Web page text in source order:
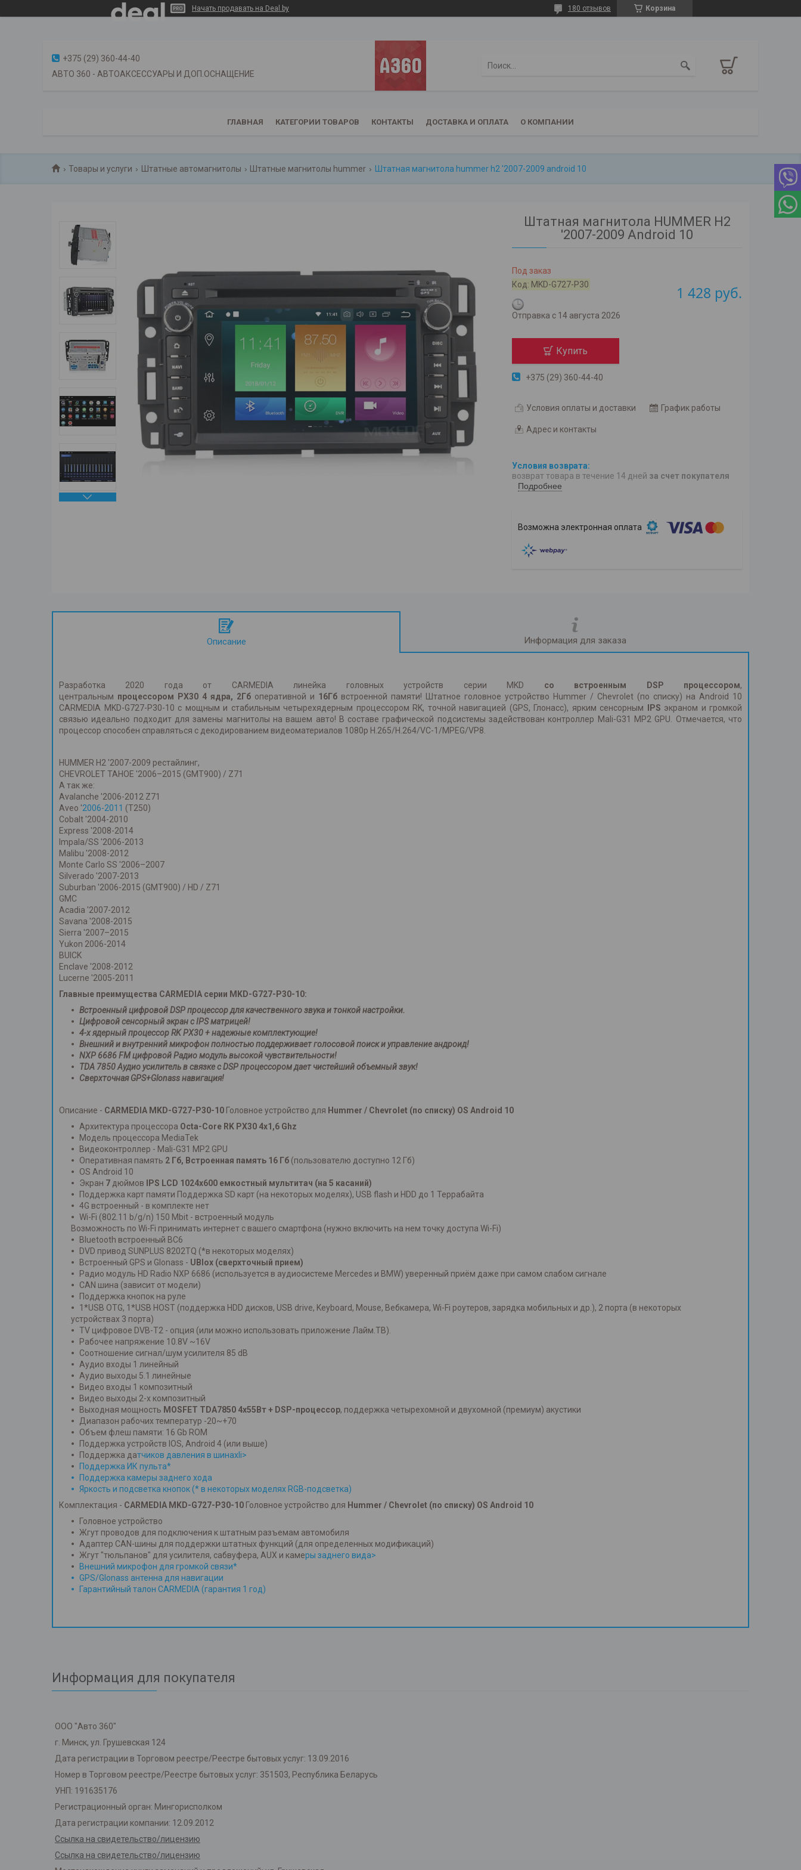
Начать продавать на Deal.by Корзина
180 отзывов
+375 (29) 360-44-40
АВТО 360 - АВТОАКСЕССУАРЫ И ДОП.ОСНАЩЕНИЕ
ГЛАВНАЯ КАТЕГОРИИ ТОВАРОВ КОНТАКТЫ ДОСТАВКА И ОПЛАТА О КОМПАНИИ
Товары и услуги Штатные автомагнитолы Штатные магнитолы hummer Штатная магнитола hummer h2 '2007-2009 android 10
Штатная магнитола HUMMER H2
'2007-2009 Android 10
Под заказ
Код: MKD-G727-P30
Отправка с 14 августа 2026
1 428 руб.
Купить
+375 (29) 360-44-40
Условия оплаты и доставки График работы
Адрес и контакты
возврат товара в течение 14 дней за счет покупателя
Подробнее
Описание Информация для заказа
Разработка 2020 года от CARMEDIA линейка головных устройств серии MKD со встроенным DSP процессором,
центральным процессором PX30 4 ядра, 2Гб оперативной и 16Гб встроенной памяти! Штатное головное устройство Hummer / Chevrolet (по списку) на Android 10
CARMEDIA MKD-G727-P30-10 с мощным и стабильным четырехядерным процессором RK, точной навигацией (GPS, Глонасс), ярким сенсорным
IPS экраном и громкой
связью идеально подходит для замены магнитолы на вашем авто! В составе графической подсистемы задействован контроллер Mali-G31 MP2 GPU. Отмечается, что
процессор способен справляться с декодированием видеоматериалов 1080p H.265/H.264/VC-1/MPEG/VP8.
HUMMER H2 '2007-2009 рестайлинг,
CHEVROLET TAHOE '2006–2015 (GMT900) / Z71
А так же:
Avalanche '2006-2012 Z71
Aveo '2006-2011 (T250)
Cobalt '2004-2010
Express '2008-2014
Impala/SS '2006-2013
Malibu '2008-2012
Monte Carlo SS '2006–2007
Silverado '2007-2013
Suburban '2006-2015 (GMT900) / HD / Z71
GMC
Acadia '2007-2012
Savana '2008-2015
Sierra '2007–2015
Yukon 2006-2014
BUICK
Enclave '2008-2012
Lucerne '2005-2011
Главные преимущества CARMEDIA серии MKD-G727-P30-10:
Встроенный цифровой DSP процессор для качественного звука и тонкой настройки.
Цифровой сенсорный экран с IPS матрицей!
4-х ядерный процессор RK PX30 + надежные комплектующие!
Внешний и внутренний микрофон полностью поддерживает голосовой поиск и управление андроид!
NXP 6686 FM цифровой Радио модуль высокой чувствительности!
TDA 7850 Аудио усилитель в связке с DSP процессором дает чистейший объемный звук!
Сверхточная GPS+Glonass навигация!
Описание - CARMEDIA MKD-G727-P30-10 Головное устройство для Hummer / Chevrolet (по списку) OS Android 10
Архитектура процессора Octa-Core RK PX30 4x1,6 Ghz
Модель процессора MediaTek
Видеоконтроллер - Mali-G31 MP2 GPU
Оперативная память 2 Гб, Встроенная память 16 Гб (пользователю доступно 12 Гб)
OS Android 10
Экран 7 дюймов IPS LCD 1024x600 емкостный мультитач (на 5 касаний)
Поддержка карт памяти Поддержка SD карт (на некоторых моделях), USB flash и HDD до 1 Террабайта
4G встроенный - в комплекте нет
Wi-Fi (802.11 b/g/n) 150 Mbit - встроенный модуль
Возможность по Wi-Fi принимать интернет с вашего смартфона (нужно включить на нем точку доступа Wi-Fi)
Bluetooth встроенный BC6
DVD привод SUNPLUS 8202TQ (*в некоторых моделях)
Встроенный GPS и Glonass - UBlox (сверхточный прием)
Радио модуль HD Radio NXP 6686 (используется в аудиосистеме Mercedes и BMW) уверенный приём даже при самом слабом сигнале
CAN шина (зависит от модели)
Поддержка кнопок на руле
1*USB OTG, 1*USB HOST (поддержка HDD дисков, USB drive, Keyboard, Mouse, Вебкамера, Wi-Fi роутеров, зарядка мобильных и др.), 2 порта (в некоторых
устройствах 3 порта)
TV цифровое DVB-T2 - опция (или можно использовать приложение Лайм.ТВ).
Рабочее напряжение 10.8V ~16V
Соотношение сигнал/шум усилителя 85 dB
Аудио входы 1 линейный
Аудио выходы 5.1 линейные
Видео входы 1 композитный
Видео выходы 2-х композитный
Выходная мощность MOSFET TDA7850 4х55Вт + DSP-процессор, поддержка четырехомной и двухомной (премиум) акустики
Диапазон рабочих температур -20~+70
Объем флеш памяти: 16 Gb ROM
Поддержка устройств IOS, Android 4 (или выше)
Поддержка датчиков давления в шинахli>
Поддержка ИК пульта*
Поддержка камеры заднего хода
Яркость и подсветка кнопок (* в некоторых моделях RGB-подсветка)
Комплектация - CARMEDIA MKD-G727-P30-10 Головное устройство для Hummer / Chevrolet (по списку) OS Android 10
Головное устройство
Жгут проводов для подключения к штатным разъемам автомобиля
Адаптер CAN-шины для поддержки штатных функций (для определенных модификаций)
Жгут "тюльпанов" для усилителя, сабвуфера, AUX и камеры заднего вида>
Внешний микрофон для громкой связи*
GPS/Glonass антенна для навигации
Гарантийный талон CARMEDIA (гарантия 1 год)
Информация для покупателя
ООО "Авто 360"
г. Минск, ул. Грушевская 124
Дата регистрации в Торговом реестре/Реестре бытовых услуг: 13.09.2016
Номер в Торговом реестре/Реестре бытовых услуг: 351503, Республика Беларусь
УНП: 191635176
Регистрационный орган: Мингорисполком
Дата регистрации компании: 12.09.2012
Ссылка на свидетельство/лицензию
Ссылка на свидетельство/лицензию